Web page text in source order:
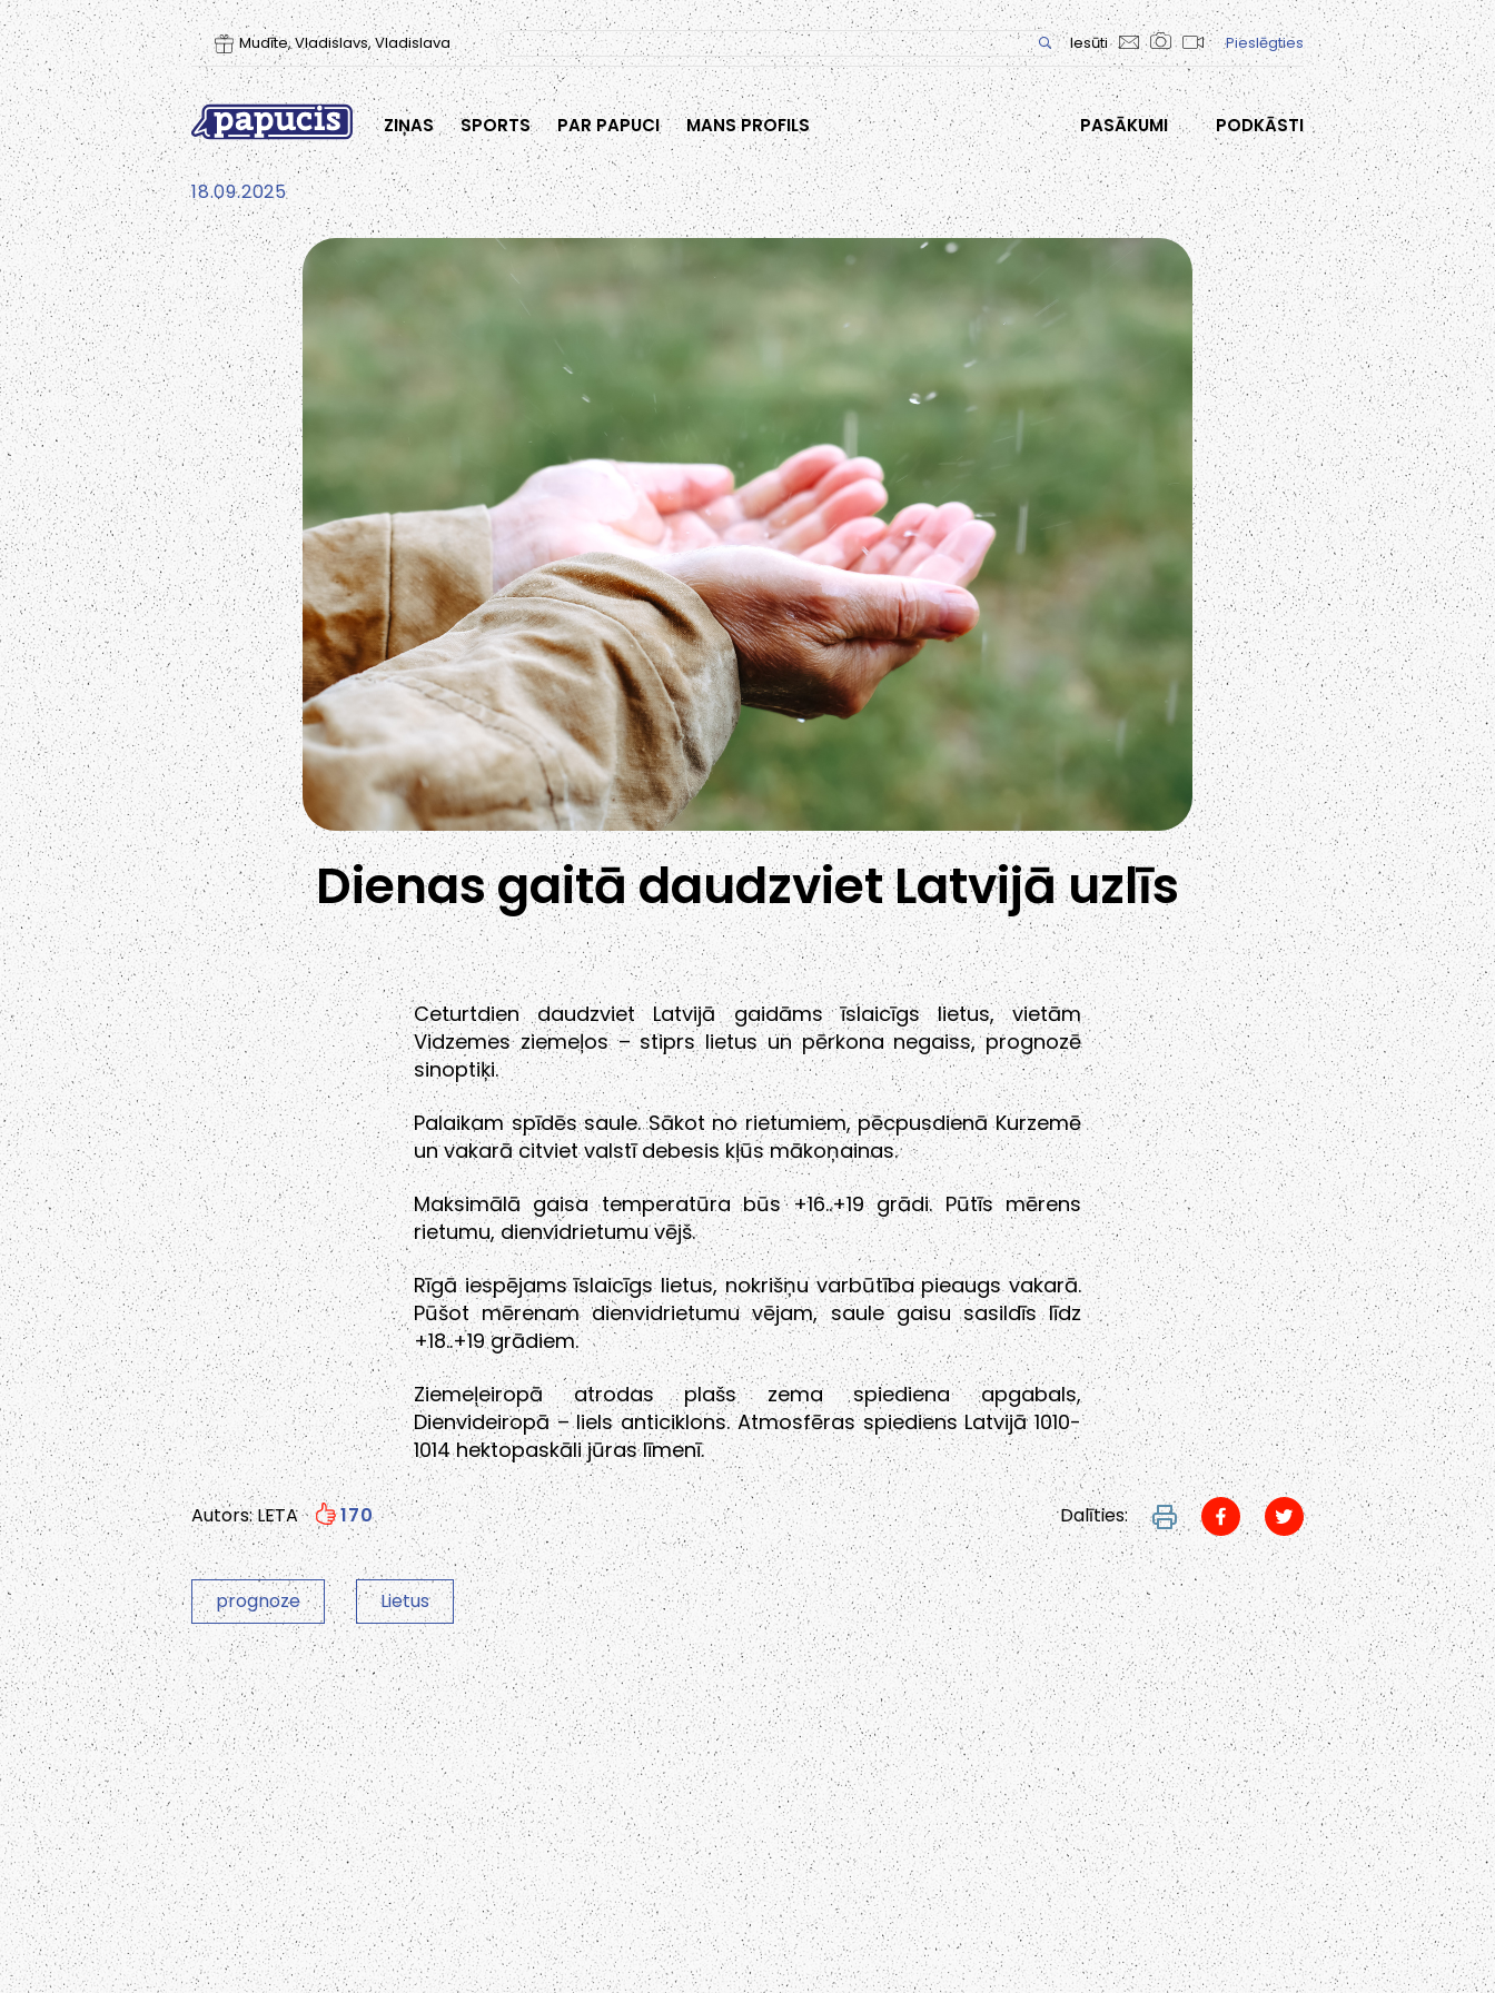
Mudīte, Vladislavs, Vladislava Iesūti Pieslēgties
ZIŅAS SPORTS PAR PAPUCI MANS PROFILS PASĀKUMI PODKĀSTI
18.09.2025
Dienas gaitā daudzviet Latvijā uzlīs
Ceturtdien daudzviet Latvijā gaidāms īslaicīgs lietus, vietām
Vidzemes ziemeļos – stiprs lietus un pērkona negaiss, prognozē
sinoptiķi.
Palaikam spīdēs saule. Sākot no rietumiem, pēcpusdienā Kurzemē
un vakarā citviet valstī debesis kļūs mākoņainas.
Maksimālā gaisa temperatūra būs +16..+19 grādi. Pūtīs mērens
rietumu, dienvidrietumu vējš.
Rīgā iespējams īslaicīgs lietus, nokrišņu varbūtība pieaugs vakarā.
Pūšot mērenam dienvidrietumu vējam, saule gaisu sasildīs līdz
+18..+19 grādiem.
Ziemeļeiropā atrodas plašs zema spiediena apgabals,
Dienvideiropā – liels anticiklons. Atmosfēras spiediens Latvijā 1010-
1014 hektopaskāli jūras līmenī.
Autors: LETA 170 Dalīties:
prognoze Lietus